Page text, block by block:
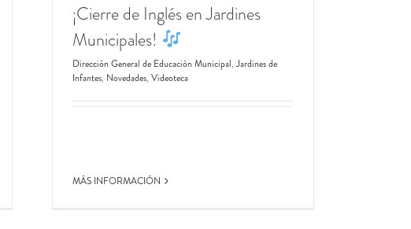
¡Cierre de Inglés en Jardines
Municipales!
Dirección General de Educación Municipal, Jardines de
Infantes, Novedades, Videoteca
MÁS INFORMACIÓN